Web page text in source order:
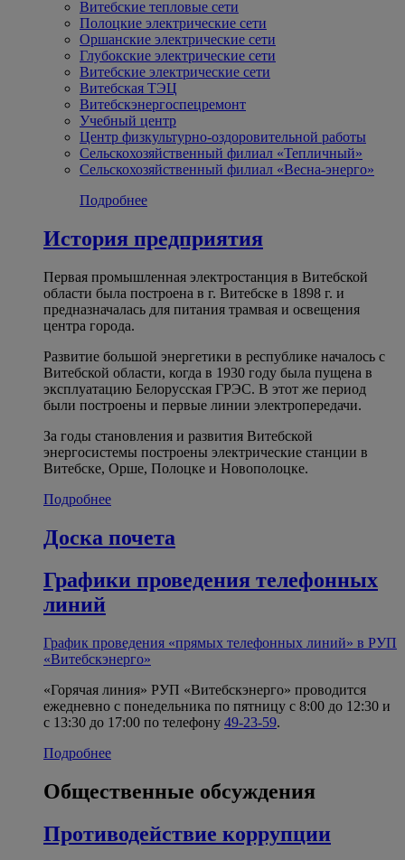
Витебские тепловые сети
Полоцкие электрические сети
Оршанские электрические сети
Глубокские электрические сети
Витебские электрические сети
Витебская ТЭЦ
Витебскэнергоспецремонт
Учебный центр
Центр физкультурно-оздоровительной работы
Сельскохозяйственный филиал «Тепличный»
Сельскохозяйственный филиал «Весна-энерго»
Подробнее
История предприятия
Первая промышленная электростанция в Витебской
области была построена в г. Витебске в 1898 г. и
предназначалась для питания трамвая и освещения
центра города.
Развитие большой энергетики в республике началось с
Витебской области, когда в 1930 году была пущена в
эксплуатацию Белорусская ГРЭС. В этот же период
были построены и первые линии электропередачи.
За годы становления и развития Витебской
энергосистемы построены электрические станции в
Витебске, Орше, Полоцке и Новополоцке.
Подробнее
Доска почета
Графики проведения телефонных
линий
График проведения «прямых телефонных линий» в РУП
«Витебскэнерго»
«Горячая линия» РУП «Витебскэнерго» проводится
ежедневно с понедельника по пятницу с 8:00 до 12:30 и
с 13:30 до 17:00 по телефону 49-23-59.
Подробнее
Общественные обсуждения
Противодействие коррупции